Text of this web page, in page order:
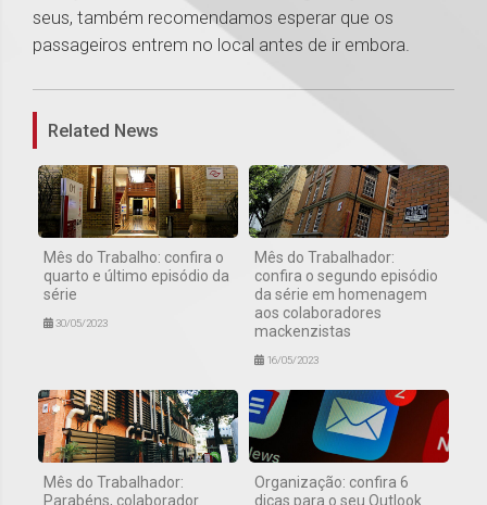
seus, também recomendamos esperar que os
passageiros entrem no local antes de ir embora.
1
Related News
Mês do Trabalho: confira o
quarto e último episódio da
série
30/05/2023
Mês do Trabalhador:
confira o segundo episódio
da série em homenagem
aos colaboradores
mackenzistas
16/05/2023
Mês do Trabalhador:
Parabéns, colaborador
Organização: confira 6
dicas para o seu Outlook